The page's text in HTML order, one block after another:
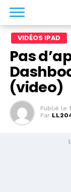
VIDÉOS IPAD
Pas
(video)
Publié le
Par